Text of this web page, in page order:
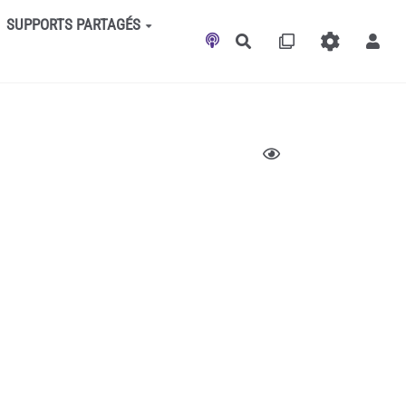
SUPPORTS PARTAGÉS
Rechercher